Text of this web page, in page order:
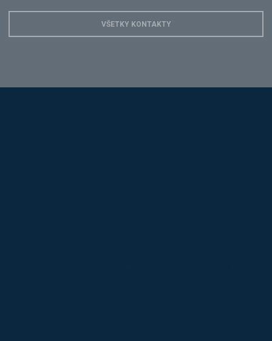
VŠETKY KONTAKTY